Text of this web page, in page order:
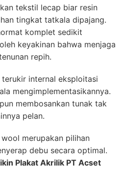
tekstil lecap biar resin
tingkat tatkala dipajang.
komplet sedikit
keyakinan bahwa menjaga
repih.
internal eksploitasi
mengimplementasikannya.
membosankan tunak tak
pelan.
merupakan pilihan
debu secara optimal.
Plakat Akrilik PT Acset